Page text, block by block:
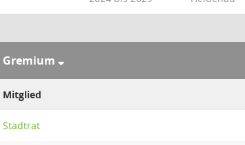
Gremium
Mitglied
Stadtrat